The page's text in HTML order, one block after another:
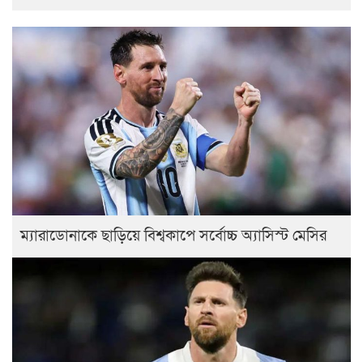
ম্যারাডোনাকে ছাড়িয়ে বিশ্বকাপে সর্বোচ্চ অ্যাসিস্ট মেসির